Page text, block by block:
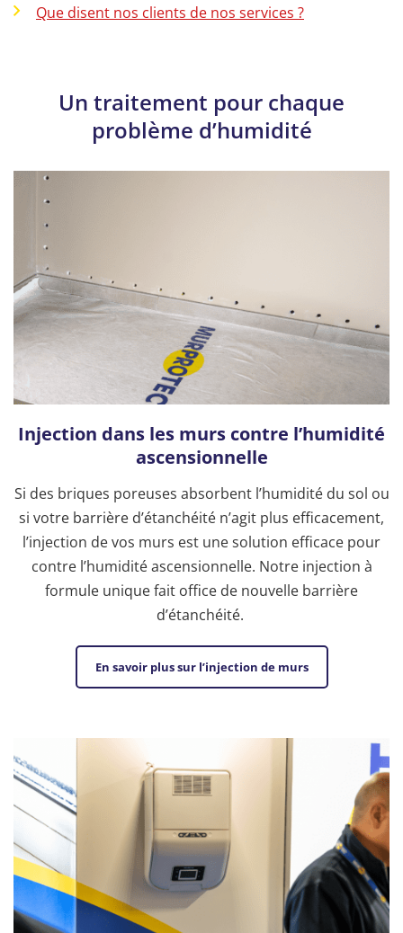
Que disent nos clients de nos services ?
Un traitement pour chaque
problème d’humidité
Injection dans les murs contre l’humidité
ascensionnelle
Si des briques poreuses absorbent l’humidité du sol ou
si votre barrière d’étanchéité n’agit plus efficacement,
l’injection de vos murs est une solution efficace pour
contre l’humidité ascensionnelle. Notre injection à
formule unique fait office de nouvelle barrière
d’étanchéité.
En savoir plus sur l’injection de murs